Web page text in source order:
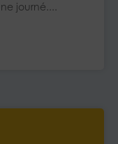
journé....